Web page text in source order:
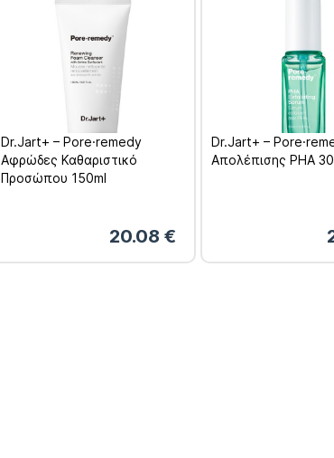
Dr.Jart+ – Pore·remedy
Αφρώδες Καθαριστικό
Προσώπου 150ml
20.08€
Dr.Jart+ –
Απολέπισης PHA